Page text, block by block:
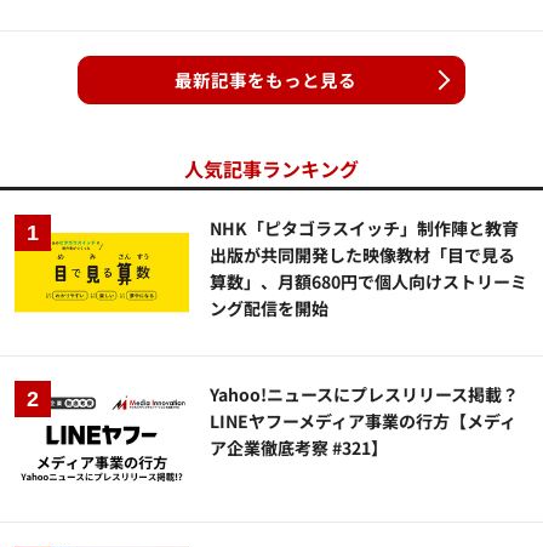
最新記事をもっと見る
人気記事ランキング
NHK「ピタゴラスイッチ」制作陣と教育
出版が共同開発した映像教材「目で見る
算数」、月額680円で個人向けストリーミ
ング配信を開始
Yahoo!ニュースにプレスリリース掲載？
LINEヤフーメディア事業の行方【メディ
ア企業徹底考察 #321】